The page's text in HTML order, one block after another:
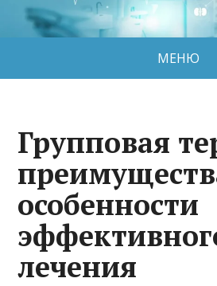
МЕНЮ
Групповая
особенности
лечения